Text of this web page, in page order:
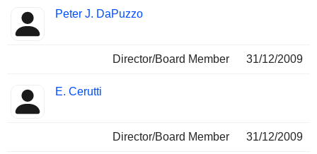
Peter J. DaPuzzo
Director/Board Member 31/12/2009
E. Cerutti
Director/Board Member 31/12/2009